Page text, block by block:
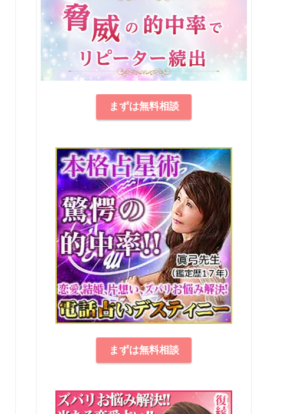
まずは無料相談
まずは無料相談